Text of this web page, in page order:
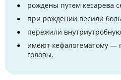
рождены путем кесарева
при рождении весили
пережили
имеют кефалогематому —
головы.